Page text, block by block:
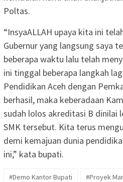
Poltas.
“InsyaALLAH upaya kita ini
Gubernur yang langsung saya
beberapa waktu lalu telah
ini tinggal beberapa langkah
Pendidikan Aceh dengan
berhasil, maka keberadaan
sudah lolos akreditasi B dinilai
SMK tersebut. Kita terus
demi kemajuan dunia
ini,” kata bupati.
#Demo Kantor Bupati
#Proyek